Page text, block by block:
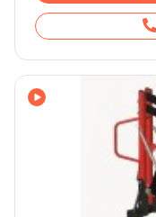
Avec vidéo